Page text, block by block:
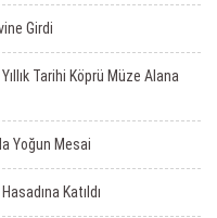
Girdi
Tarihi Köprü Müze Alana
Yoğun Mesai
Katıldı